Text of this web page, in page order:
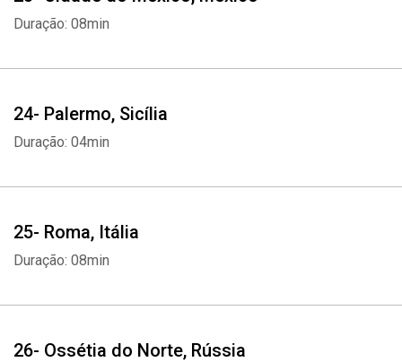
Duração: 08min
24- Palermo, Sicília
Duração: 04min
25- Roma, Itália
Duração: 08min
26- Ossétia do Norte, Rússia